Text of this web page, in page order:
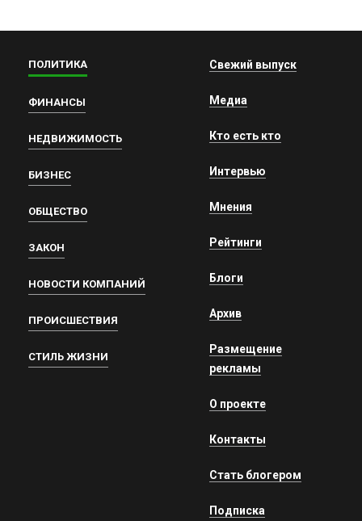
ПОЛИТИКА
ФИНАНСЫ
НЕДВИЖИМОСТЬ
БИЗНЕС
ОБЩЕСТВО
ЗАКОН
НОВОСТИ КОМПАНИЙ
ПРОИСШЕСТВИЯ
СТИЛЬ ЖИЗНИ
Свежий выпуск
Медиа
Кто есть кто
Интервью
Мнения
Рейтинги
Блоги
Архив
Размещение
рекламы
О проекте
Контакты
Стать блогером
Подписка